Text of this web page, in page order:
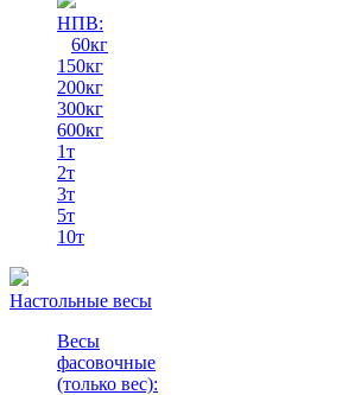
НПВ:
60кг
150кг
200кг
300кг
600кг
1т
2т
3т
5т
10т
Настольные весы
Весы
фасовочные
(только вес):